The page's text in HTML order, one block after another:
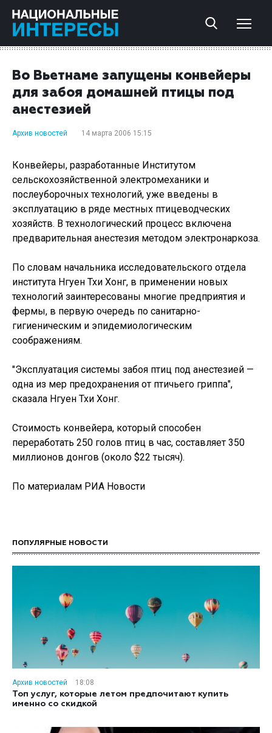
Во Вьетнаме запущены конвейеры
для забоя домашней птицы под
анестезией
Архив новостей 14 марта 2006 15:15
Конвейеры, разработанные Институтом
сельскохозяйственной электромеханики и
послеуборочных технологий, уже введены в
эксплуатацию в ряде местных птицеводческих
хозяйств. В технологический процесс включена
предварительная анестезия методом электронаркоза.
По словам начальника исследовательского отдела
института Нгуен Тхи Хонг, в применении новых
технологий заинтересованы многие предприятия и
фермы, в первую очередь по санитарно-
гигиеническим и эпидемиологическим
соображениям.
"Эксплуатация системы забоя птиц под анестезией —
одна из мер предохранения от птичьего гриппа",
сказала Нгуен Тхи Хонг.
Стоимость конвейера, который способен
переработать 250 голов птиц в час, составляет 350
миллионов донгов (около $22 тысяч).
По материалам РИА Новости
ПОПУЛЯРНЫЕ НОВОСТИ
Архив новостей
18:08
Топ услуг, которые летом предпочитают купить
именно со скидкой